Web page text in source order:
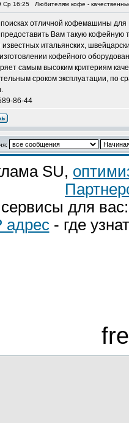
Ср 16:25 Любителям кофе -
отличной кофемашины
Вам такую кофейную
известных итальянских,
кофейного
самым высоким критериям
сроком эксплуатации, по
86-44
SU,
для
адрес- где